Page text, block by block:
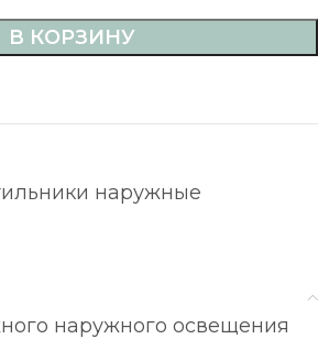
В КОРЗИНУ
наружные
наружного освещения